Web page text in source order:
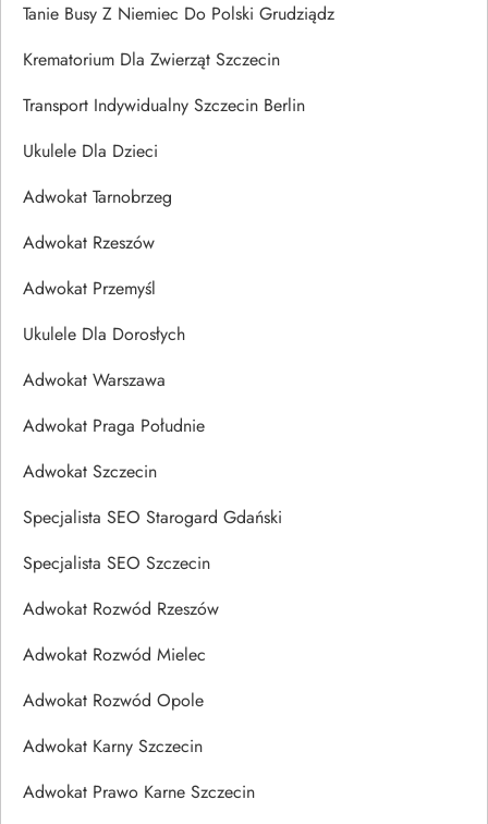
Tanie Busy Z Niemiec Do Polski Grudziądz
Krematorium Dla Zwierząt Szczecin
Transport Indywidualny Szczecin Berlin
Ukulele Dla Dzieci
Adwokat Tarnobrzeg
Adwokat Rzeszów
Adwokat Przemyśl
Ukulele Dla Dorosłych
Adwokat Warszawa
Adwokat Praga Południe
Adwokat Szczecin
Specjalista SEO Starogard Gdański
Specjalista SEO Szczecin
Adwokat Rozwód Rzeszów
Adwokat Rozwód Mielec
Adwokat Rozwód Opole
Adwokat Karny Szczecin
Adwokat Prawo Karne Szczecin